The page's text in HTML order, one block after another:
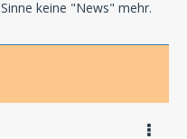
keine "News" mehr.